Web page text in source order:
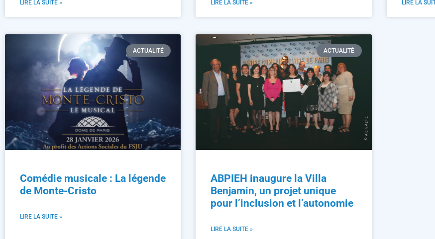
LIRE LA SUITE » LIRE LA SUITE » LIRE LA
ACTUALITÉ
Comédie musicale : La légende
de Monte-Cristo
LIRE LA SUITE »
ACTUALITÉ
ABPIEH inaugure la Villa
Benjamin, un projet unique
pour l’inclusion et l’autonomie
LIRE LA SUITE »